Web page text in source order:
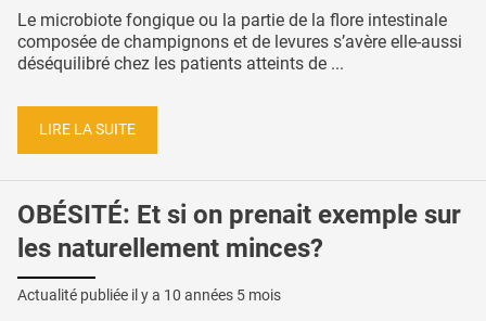
Le microbiote fongique ou la partie de la flore intestinale
composée de champignons et de levures s’avère elle-aussi
déséquilibré chez les patients atteints de ...
LIRE LA SUITE
OBÉSITÉ: Et si on prenait exemple sur
les naturellement minces?
Actualité publiée il y a 10 années 5 mois